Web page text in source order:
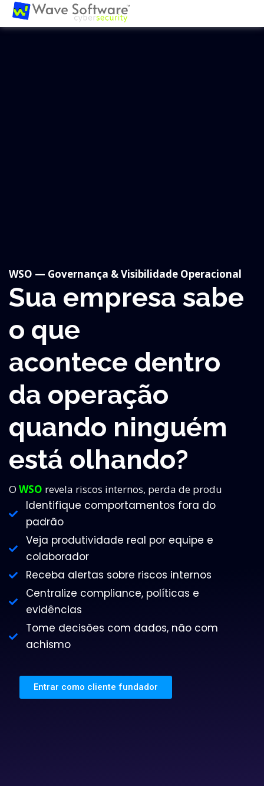
WSO — Governança & Visibilidade Operacional
Sua empresa sabe
o que
acontece dentro
da operação
quando ninguém
está olhando?
O WSO revela riscos internos, perda de produ
Identifique comportamentos fora do
padrão
Veja produtividade real por equipe e
colaborador
Receba alertas sobre riscos internos
Centralize compliance, políticas e
evidências
Tome decisões com dados, não com
achismo
Entrar como cliente fundador